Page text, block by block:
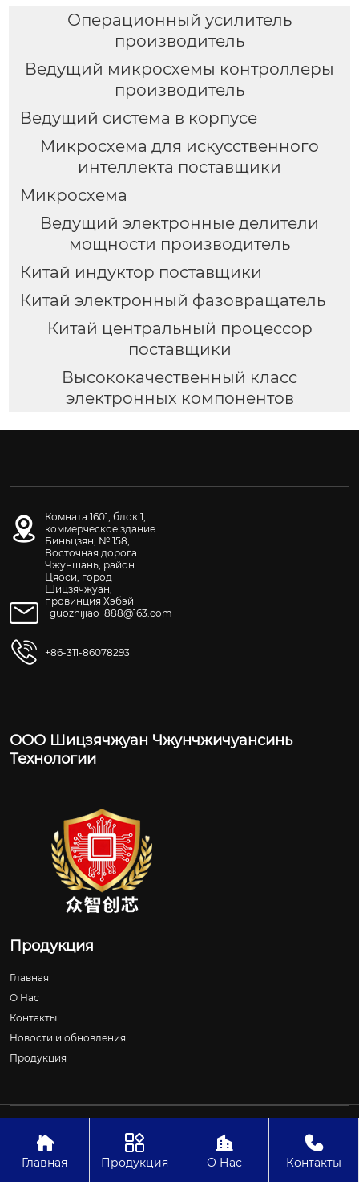
Операционный усилитель
производитель
Ведущий микросхемы контроллеры
производитель
Ведущий система в корпусе
Микросхема для искусственного
интеллекта поставщики
Микросхема
Ведущий электронные делители
мощности производитель
Китай индуктор поставщики
Китай электронный фазовращатель
Китай центральный процессор
поставщики
Высококачественный класс
электронных компонентов
Комната 1601, блок 1,
коммерческое здание
Биньцзян, № 158,
Восточная дорога
Чжуншань, район
Цяоси, город
Шицзячжуан,
провинция Хэбэй
guozhijiao_888@163.com
+86-311-86078293
ООО Шицзячжуан Чжунчжичуансинь
Технологии
Продукция
Главная
О Нас
Контакты
Новости и обновления
Продукция
Технологии

Главная

Продукция

О Нас

Контакты